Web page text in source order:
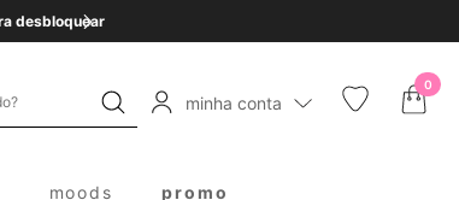
minha conta
0
moods promo